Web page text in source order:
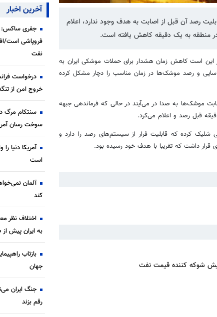
رصد آن قبل از اصابت به هدف وجود ندارد، اعلام
منطقه به یک دقیقه کاهش یافته است.
از این است کاهش زمان هشدار برای حملات موشکی ایران به
و رصد موشک‌ها در زمان مناسب را دچار مشکل کرده
موشک‌ها به صدا در می‌آیند در حالی که فرماندهی جبهه
شلیک کرده که قابلیت فرار از سیستم‌های رصد را دارد و
قرار داشت که تقریبا با هدف خود رسیده بود.
شوکه کننده قیمت نفت
آخرین اخبار
جفری ساکس:
فروپاشی است/
نفت
درخواست
خروج امن از
سنتکام مرگ
سوخت رسان
آمریکا دنیا
است
آلمان
کند
اختلاف نظر
به ایران پیش
بازتاب
جهان
جنگ ایران
رقم بزند